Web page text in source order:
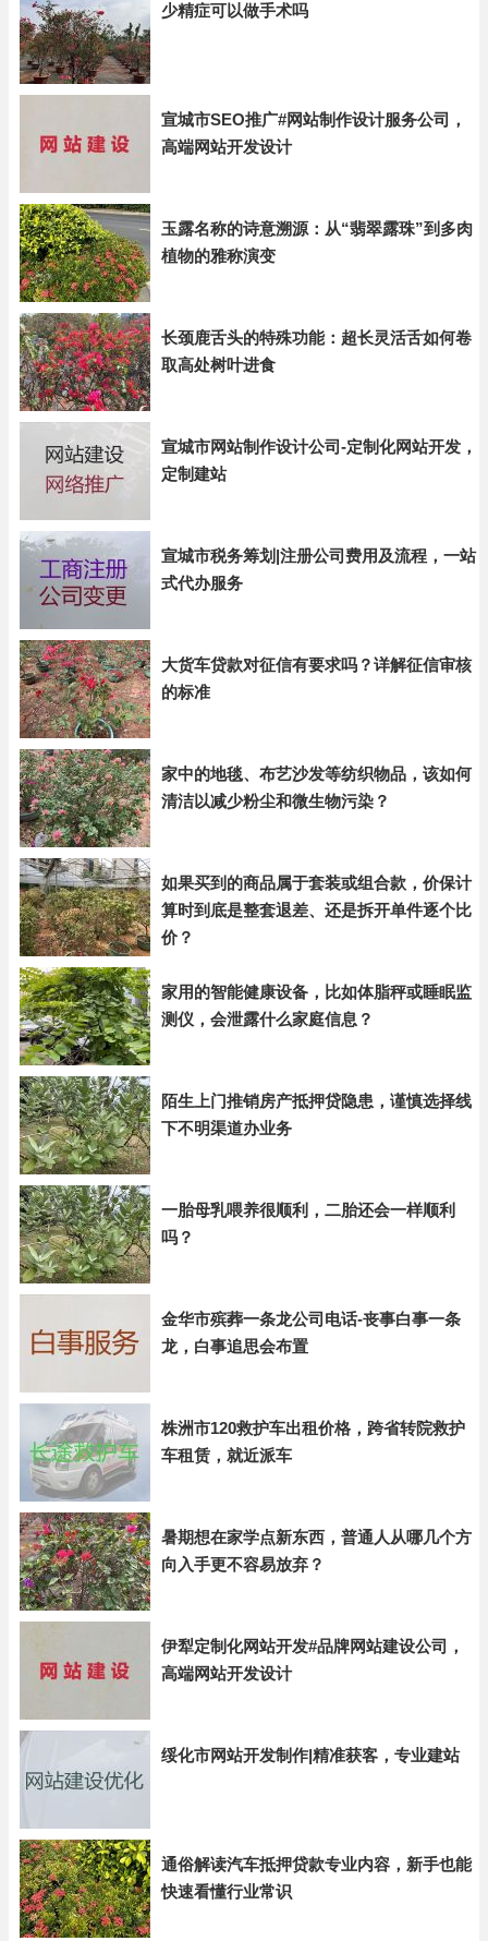
少精症可以做手术吗
宣城市SEO推广#网站制作设计服务公司，
高端网站开发设计
玉露名称的诗意溯源：从“翡翠露珠”到多肉
植物的雅称演变
长颈鹿舌头的特殊功能：超长灵活舌如何卷
取高处树叶进食
宣城市网站制作设计公司-定制化网站开发，
定制建站
宣城市税务筹划|注册公司费用及流程，一站
式代办服务
大货车贷款对征信有要求吗？详解征信审核
的标准
家中的地毯、布艺沙发等纺织物品，该如何
清洁以减少粉尘和微生物污染？
如果买到的商品属于套装或组合款，价保计
算时到底是整套退差、还是拆开单件逐个比
价？
家用的智能健康设备，比如体脂秤或睡眠监
测仪，会泄露什么家庭信息？
陌生上门推销房产抵押贷隐患，谨慎选择线
下不明渠道办业务
一胎母乳喂养很顺利，二胎还会一样顺利
吗？
金华市殡葬一条龙公司电话-丧事白事一条
龙，白事追思会布置
株洲市120救护车出租价格，跨省转院救护
车租赁，就近派车
暑期想在家学点新东西，普通人从哪几个方
向入手更不容易放弃？
伊犁定制化网站开发#品牌网站建设公司，
高端网站开发设计
绥化市网站开发制作|精准获客，专业建站
通俗解读汽车抵押贷款专业内容，新手也能
快速看懂行业常识